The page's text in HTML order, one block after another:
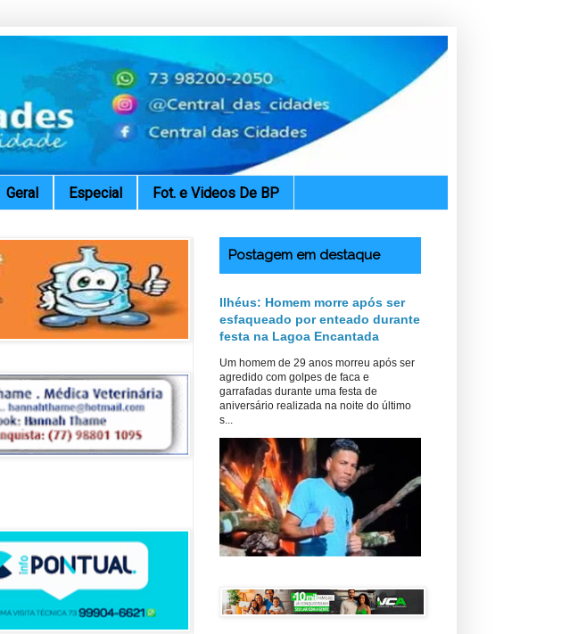
Geral Especial Fot. e Videos De BP
Postagem em destaque
Ilhéus: Homem morre após ser
esfaqueado por enteado durante
festa na Lagoa Encantada
Um homem de 29 anos morreu após ser
agredido com golpes de faca e
garrafadas durante uma festa de
aniversário realizada na noite do último
s...